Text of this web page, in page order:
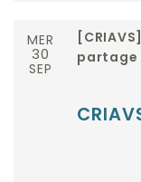
MER
30
SEP
partage